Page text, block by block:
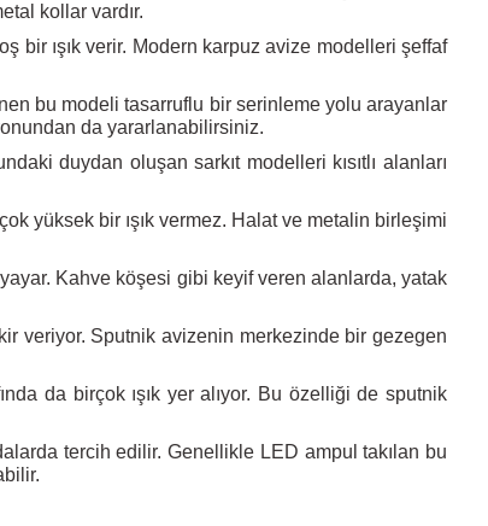
kollar vardır.
bir ışık verir. Modern karpuz avize modelleri şeffaf
bu modeli tasarruflu bir serinleme yolu arayanlar
da yararlanabilirsiniz.
duydan oluşan sarkıt modelleri kısıtlı alanları
yüksek bir ışık vermez. Halat ve metalin birleşimi
Kahve köşesi gibi keyif veren alanlarda, yatak
veriyor. Sputnik avizenin merkezinde bir gezegen
da birçok ışık yer alıyor. Bu özelliği de sputnik
tercih edilir. Genellikle LED ampul takılan bu